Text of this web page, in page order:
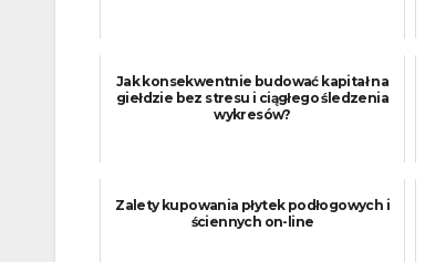
Jak konsekwentnie budować kapitał na
giełdzie bez stresu i ciągłego śledzenia
wykresów?
Zalety kupowania płytek podłogowych i
ściennych on-line